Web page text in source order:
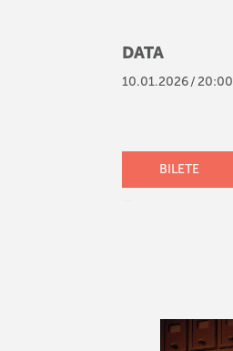
DATA
10.01.2026/20:00
BILETE